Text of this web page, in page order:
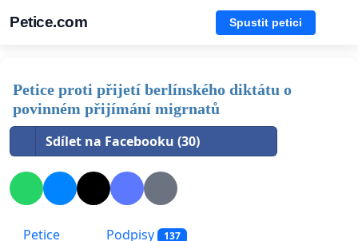
Petice.com Spustit petici
Petice proti přijetí berlínského diktátu o
povinném přijímání migrnatů
Sdílet na Facebooku (30)
Petice Podpisy 137